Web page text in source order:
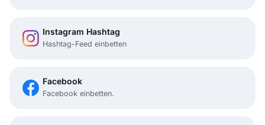
Instagram Hashtag
Hashtag-Feed einbetten
Facebook
Facebook einbetten.